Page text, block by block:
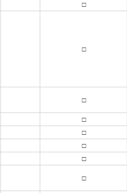
□
□
□
□
□
□
□
□